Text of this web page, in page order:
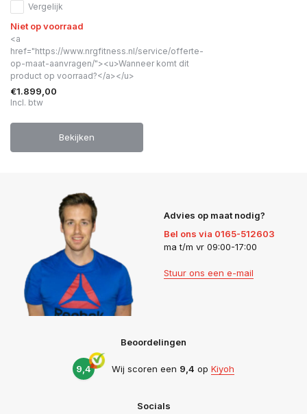
Vergelijk
Niet op voorraad
<a
href="https://www.nrgfitness.nl/service/offerte-
op-maat-aanvragen/"><u>Wanneer komt dit
product op voorraad?</a></u>
€1.899,00
Incl. btw
Bekijken
Advies op maat nodig?
Bel ons via 0165-512603
ma t/m vr 09:00-17:00
Stuur ons een e-mail
Beoordelingen
9,4 Wij scoren een 9,4 op Kiyoh
Socials